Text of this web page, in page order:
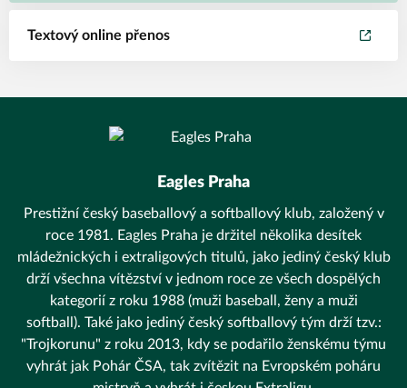
Textový online přenos
Eagles Praha
Prestižní český baseballový a softballový klub, založený v
roce 1981. Eagles Praha je držitel několika desítek
mládežnických i extraligových titulů, jako jediný český klub
drží všechna vítězství v jednom roce ze všech dospělých
kategorií z roku 1988 (muži baseball, ženy a muži
softball). Také jako jediný český softballový tým drží tzv.:
"Trojkorunu" z roku 2013, kdy se podařilo ženskému týmu
vyhrát jak Pohár ČSA, tak zvítězit na Evropském poháru